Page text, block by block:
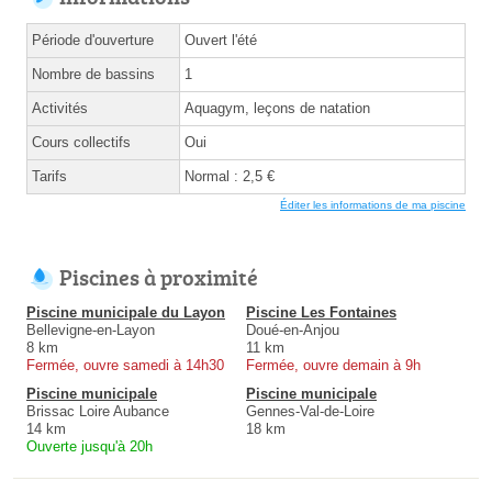
Période d'ouverture Ouvert l'été
Nombre de bassins 1
Activités Aquagym, leçons de natation
Cours collectifs Oui
Tarifs Normal : 2,5 €
Éditer les informations de ma piscine
Piscines à proximité
Piscine municipale du Layon
Bellevigne-en-Layon
8 km
Fermée, ouvre samedi à 14h30
Piscine Les Fontaines
Doué-en-Anjou
11 km
Fermée, ouvre demain à 9h
Piscine municipale
Brissac Loire Aubance
14 km
Ouverte jusqu'à 20h
Piscine municipale
Gennes-Val-de-Loire
18 km